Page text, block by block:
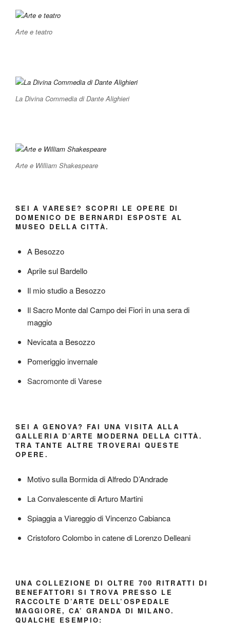
Arte e teatro
La Divina Commedia di Dante Alighieri
Arte e William Shakespeare
SEI A VARESE? SCOPRI LE OPERE DI
DOMENICO DE BERNARDI ESPOSTE AL
MUSEO DELLA CITTÀ.
A Besozzo
Aprile sul Bardello
Il mio studio a Besozzo
Il Sacro Monte dal Campo dei Fiori in una sera di
maggio
Nevicata a Besozzo
Pomeriggio invernale
Sacromonte di Varese
SEI A GENOVA? FAI UNA VISITA ALLA
GALLERIA D’ARTE MODERNA DELLA CITTÀ.
TRA TANTE ALTRE TROVERAI QUESTE
OPERE.
Motivo sulla Bormida di Alfredo D’Andrade
La Convalescente di Arturo Martini
Spiaggia a Viareggio di Vincenzo Cabianca
Cristoforo Colombo in catene di Lorenzo Delleani
UNA COLLEZIONE DI OLTRE 700 RITRATTI DI
BENEFATTORI SI TROVA PRESSO LE
RACCOLTE D’ARTE DELL’OSPEDALE
MAGGIORE, CA’ GRANDA DI MILANO.
QUALCHE ESEMPIO: